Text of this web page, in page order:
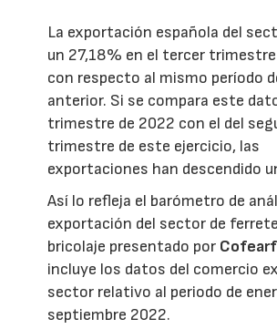
La exportación española del
un 27,18% en el tercer
con respecto al mismo período
anterior. Si se compara este
trimestre de 2022 con el del
trimestre de este ejercicio, las
exportaciones han descendido
Así lo refleja el barómetro de
exportación del sector de
bricolaje presentado por
incluye los datos del comercio
sector relativo al periodo de
septiembre 2022.